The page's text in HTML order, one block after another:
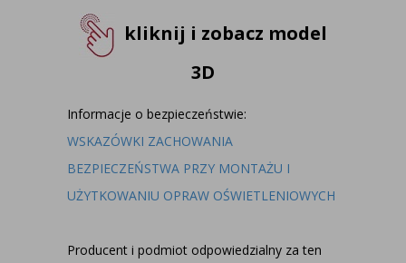
kliknij i zobacz model
3D
Informacje o bezpieczeństwie:
WSKAZÓWKI ZACHOWANIA
BEZPIECZEŃSTWA PRZY MONTAŻU I
UŻYTKOWANIU OPRAW OŚWIETLENIOWYCH
Producent i podmiot odpowiedzialny za ten